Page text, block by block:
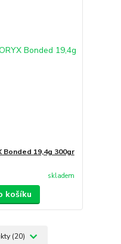
Bonded 19,4g 300gr
skladem
košíku
(20)